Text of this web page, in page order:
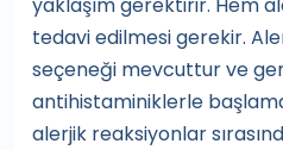
yaklaşım gerektirir. Hem
tedavi edilmesi gerekir.
seçeneği mevcuttur ve
antihistaminiklerle
alerjik reaksiyonlar